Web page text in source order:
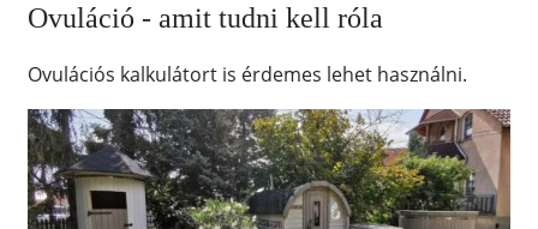
Ovuláció - amit tudni kell róla
Ovulációs kalkulátort is érdemes lehet használni.